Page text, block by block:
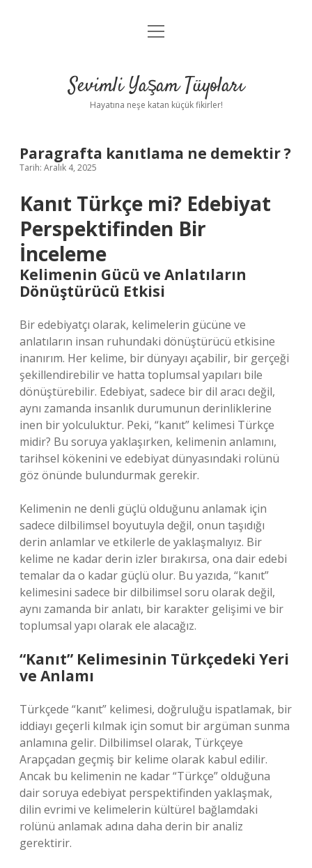
Anasayfa
Yasal Uyarı
menüyü
Sevimli Yaşam Tüyoları
Hayatına neşe katan küçük fikirler!
Paragrafta kanıtlama ne demektir ?
Tarih: Aralık 4, 2025
Kanıt Türkçe mi? Edebiyat
Perspektifinden Bir
İnceleme
Kelimenin Gücü ve Anlatıların
Dönüştürücü Etkisi
Bir edebiyatçı olarak, kelimelerin gücüne ve
anlatıların insan ruhundaki dönüştürücü etkisine
inanırım. Her kelime, bir dünyayı açabilir, bir gerçeği
şekillendirebilir ve hatta toplumsal yapıları bile
dönüştürebilir. Edebiyat, sadece bir dil aracı değil,
aynı zamanda insanlık durumunun derinliklerine
inen bir yolculuktur. Peki, “kanıt” kelimesi Türkçe
midir? Bu soruya yaklaşırken, kelimenin anlamını,
tarihsel kökenini ve edebiyat dünyasındaki rolünü
göz önünde bulundurmak gerekir.
Kelimenin ne denli güçlü olduğunu anlamak için
sadece dilbilimsel boyutuyla değil, onun taşıdığı
derin anlamlar ve etkilerle de yaklaşmalıyız. Bir
kelime ne kadar derin izler bırakırsa, ona dair edebi
temalar da o kadar güçlü olur. Bu yazıda, “kanıt”
kelimesini sadece bir dilbilimsel soru olarak değil,
aynı zamanda bir anlatı, bir karakter gelişimi ve bir
toplumsal yapı olarak ele alacağız.
“Kanıt” Kelimesinin Türkçedeki Yeri
ve Anlamı
Türkçede “kanıt” kelimesi, doğruluğu ispatlamak, bir
iddiayı geçerli kılmak için somut bir argüman sunma
anlamına gelir. Dilbilimsel olarak, Türkçeye
Arapçadan geçmiş bir kelime olarak kabul edilir.
Ancak bu kelimenin ne kadar “Türkçe” olduğuna
dair soruya edebiyat perspektifinden yaklaşmak,
dilin evrimi ve kelimelerin kültürel bağlamdaki
rolünü anlamak adına daha derin bir analiz
gerektirir.